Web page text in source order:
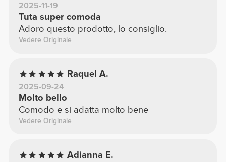
2025-11-19
Tuta super comoda
Adoro questo prodotto, lo consiglio.
Vedere Originale
Raquel A.
2025-09-24
Molto bello
Comodo e si adatta molto bene
Vedere Originale
Adianna E.